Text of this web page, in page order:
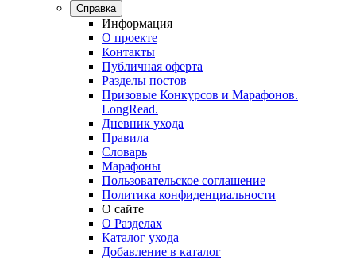
Справка
Информация
О проекте
Контакты
Публичная оферта
Разделы постов
Призовые Конкурсов и Марафонов.
LongRead.
Дневник ухода
Правила
Словарь
Марафоны
Пользовательское соглашение
Политика конфиденциальности
О сайте
О Разделах
Каталог ухода
Добавление в каталог